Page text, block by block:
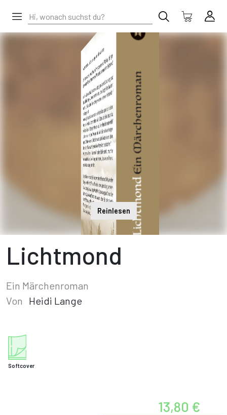
Reinlesen
Lichtmond
Ein Märchenroman
Von
Heidi Lange
Softcover
13,80 €